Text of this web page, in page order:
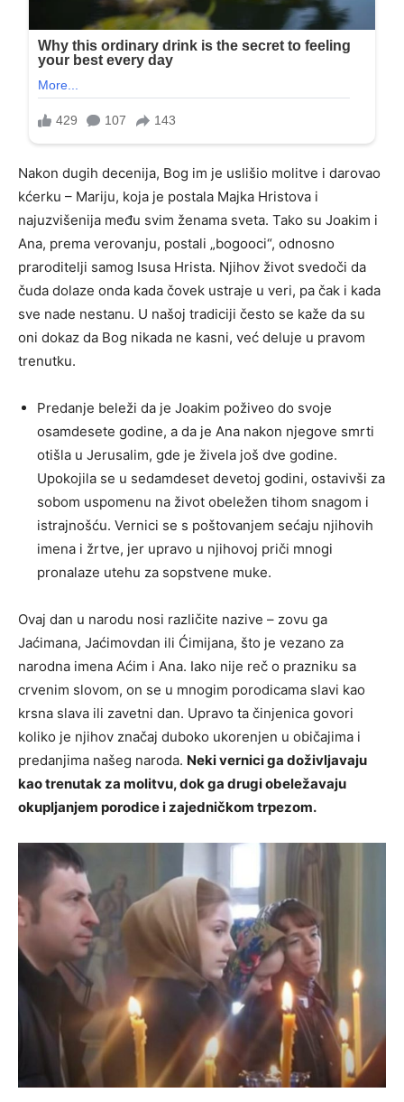
Nakon dugih decenija, Bog im je uslišio molitve i darovao
kćerku – Mariju, koja je postala Majka Hristova i
najuzvišenija među svim ženama sveta. Tako su Joakim i
Ana, prema verovanju, postali „bogooci“, odnosno
praroditelji samog Isusa Hrista. Njihov život svedoči da
čuda dolaze onda kada čovek ustraje u veri, pa čak i kada
sve nade nestanu. U našoj tradiciji često se kaže da su
oni dokaz da Bog nikada ne kasni, već deluje u pravom
trenutku.
Predanje beleži da je Joakim poživeo do svoje
osamdesete godine, a da je Ana nakon njegove smrti
otišla u Jerusalim, gde je živela još dve godine.
Upokojila se u sedamdeset devetoj godini, ostavivši za
sobom uspomenu na život obeležen tihom snagom i
istrajnošću. Vernici se s poštovanjem sećaju njihovih
imena i žrtve, jer upravo u njihovoj priči mnogi
pronalaze utehu za sopstvene muke.
Ovaj dan u narodu nosi različite nazive – zovu ga
Jaćimana, Jaćimovdan ili Ćimijana, što je vezano za
narodna imena Aćim i Ana. Iako nije reč o prazniku sa
crvenim slovom, on se u mnogim porodicama slavi kao
krsna slava ili zavetni dan. Upravo ta činjenica govori
koliko je njihov značaj duboko ukorenjen u običajima i
predanjima našeg naroda. Neki vernici ga doživljavaju
kao trenutak za molitvu, dok ga drugi obeležavaju
okupljanjem porodice i zajedničkom trpezom.